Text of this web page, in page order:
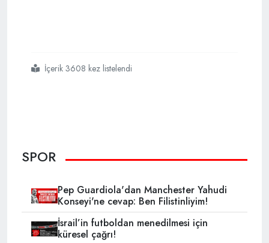
#tokat süper amatör futbol ligi
#niksar belediyespor
#
#hakem hasan eraslan
İçerik 3608 kez listelendi
SPOR
Pep Guardiola'dan Manchester Yahudi
Konseyi'ne cevap: Ben Filistinliyim!
İsrail’in futboldan menedilmesi için
küresel çağrı!